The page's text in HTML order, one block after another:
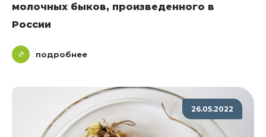
молочных быков, произведенного в
России
подробнее
26.05.2022